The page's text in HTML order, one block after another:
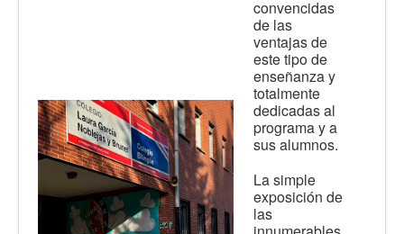
convencidas
de las
ventajas de
este tipo de
enseñanza y
totalmente
dedicadas al
programa y a
sus alumnos.
La simple
exposición de
las